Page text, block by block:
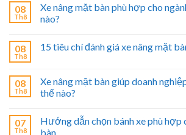
08
Th8
Xe nâng mặt bàn phù hợp cho
nào?
08
Th8
15 tiêu chí đánh giá xe nâng mặt
08
Th8
Xe nâng mặt bàn giúp doanh
thế nào?
07
Th8
Hướng dẫn chọn bánh xe phù hợp
bàn